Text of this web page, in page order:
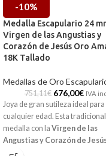
-10%
Medalla Escapulario 24
Virgen de las Angustias y
Corazón de Jesús Oro
18K Tallado
Medallas de Oro
751,11€ 676,00€ IVA incl.
Joya de gran sutileza ideal para
cualquier edad. Esta tradicional
medalla con la Virgen de las
Angustias y Corazón de
realizada en